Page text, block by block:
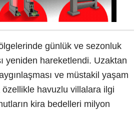
günlük ve sezonluk
yeniden hareketlendi. Uzaktan
ve müstakil yaşam
özellikle havuzlu villalara ilgi
kira bedelleri milyon